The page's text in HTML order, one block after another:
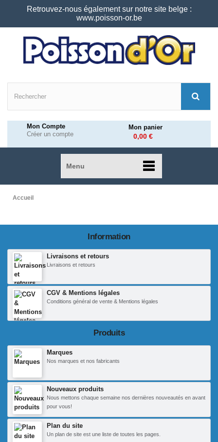
Retrouvez-nous également sur notre site belge :
www.poisson-or.be
Mon Compte
Créer un compte
Mon panier
0,00 €
Menu
Accueil
Information
Livraisons et retours
Livraisons et retours
CGV & Mentions légales
Conditions général de vente & Mentions légales
Produits
Marques
Nos marques et nos fabricants
Nouveaux produits
Nous mettons chaque semaine nos dernières nouveautés en avant
pour vous!
Plan du site
Un plan de site est une liste de toutes les pages.